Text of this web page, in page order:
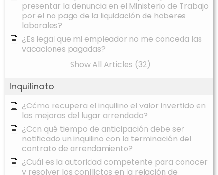
presentar la denuncia en el Ministerio de Trabajo
por el no pago de la liquidación de haberes
laborales?
¿Es legal que mi empleador no me conceda las
vacaciones pagadas?
Show All Articles (32)
Inquilinato
¿Cómo recupera el inquilino el valor invertido en
las mejoras del lugar arrendado?
¿Con qué tiempo de anticipación debe ser
notificado un inquilino con la terminación del
contrato de arrendamiento?
¿Cuál es la autoridad competente para conocer
y resolver los conflictos en la relación de